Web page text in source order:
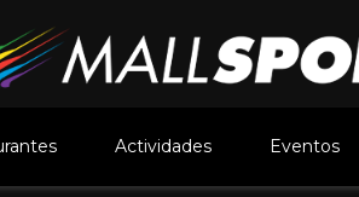
Actividades Eventos